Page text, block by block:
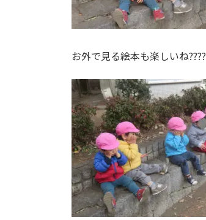
お外で見る絵本も楽しいね????